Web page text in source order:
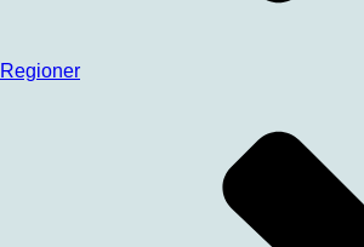
Regioner